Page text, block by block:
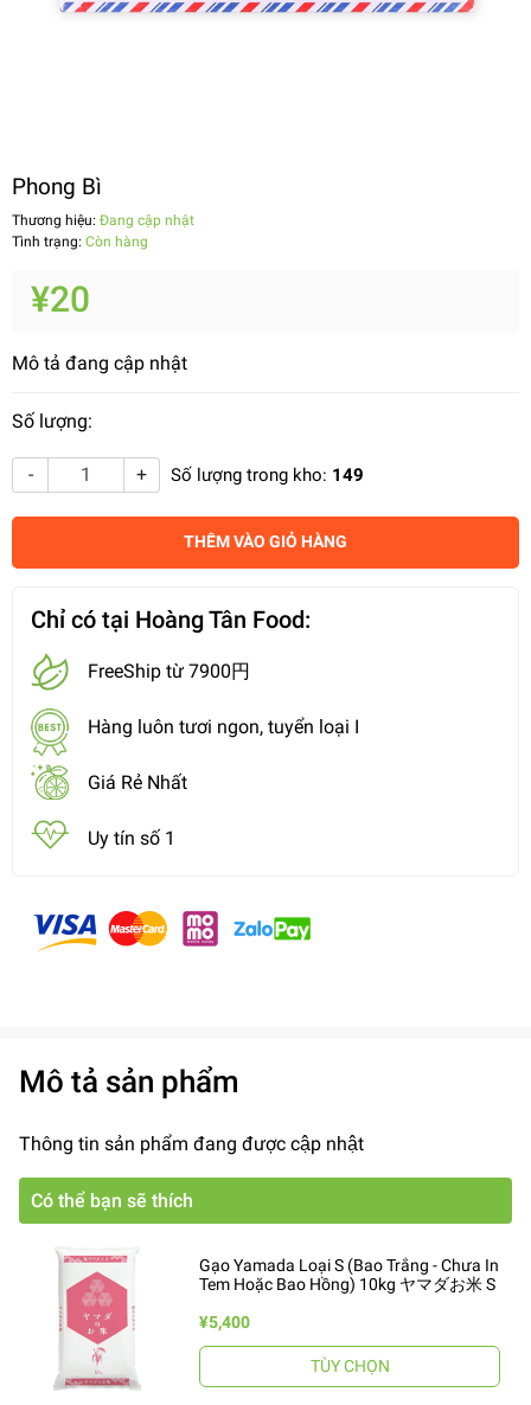
Phong Bì
Thương hiệu: Đang cập nhật
Tình trạng: Còn hàng
¥20
Mô tả đang cập nhật
Số lượng:
- + Số lượng trong kho: 149
THÊM VÀO GIỎ HÀNG
Chỉ có tại Hoàng Tân Food:
FreeShip từ 7900円
Hàng luôn tươi ngon, tuyển loại I
Giá Rẻ Nhất
Uy tín số 1
Mô tả sản phẩm
Thông tin sản phẩm đang được cập nhật
Có thể bạn sẽ thích
Gạo Yamada Loại S (Bao Trắng - Chưa In
Tem Hoặc Bao Hồng) 10kg ヤマダお米 S
¥5,400
TÙY CHỌN